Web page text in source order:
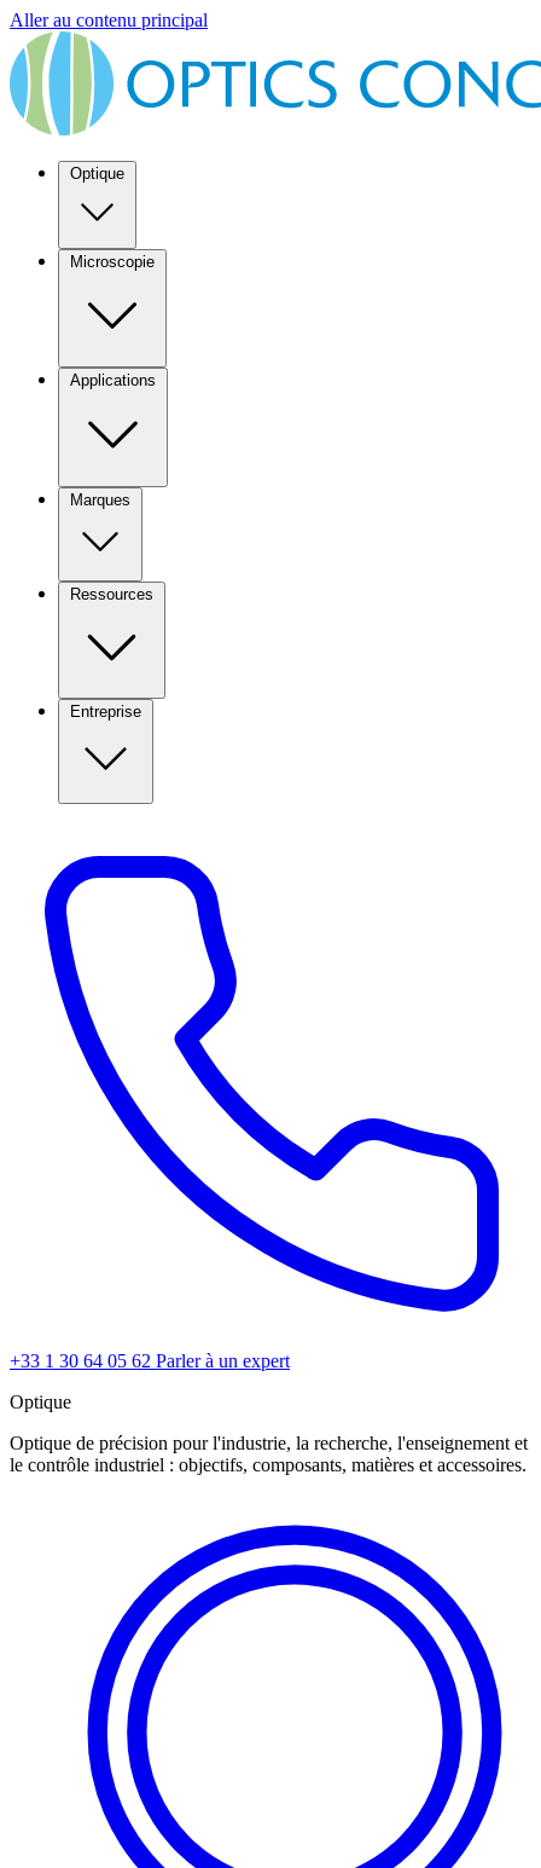
Aller au contenu principal
Optique
Microscopie
Applications
Marques
Ressources
Entreprise
+33 1 30 64 05 62 Parler à un expert
Optique
Optique de précision pour l'industrie, la recherche, l'enseignement et
le contrôle industriel : objectifs, composants, matières et accessoires.